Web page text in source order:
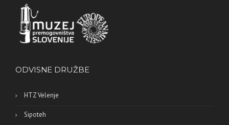
ODVISNE DRUŽBE
HTZ Velenje
Sipoteh